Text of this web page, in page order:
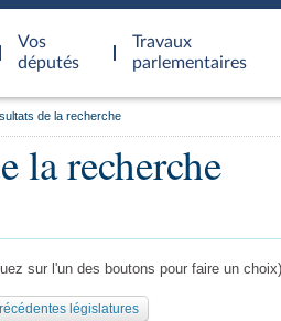
Vos
députés
Travaux
parlementaires
de la recherche
la recherche
sur l'un des boutons pour faire un choix)
législatures